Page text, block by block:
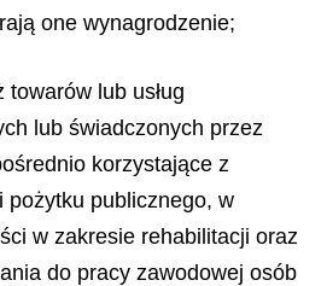
one wynagrodzenie;
towarów lub usług
lub świadczonych przez
korzystające z
pożytku publicznego, w
w zakresie rehabilitacji oraz
do pracy zawodowej osób